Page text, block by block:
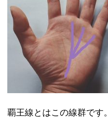
覇王線とはこの線群です。